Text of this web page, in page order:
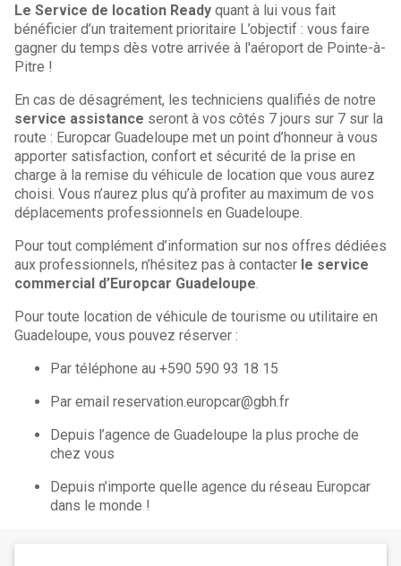
Le Service de location Ready quant à lui vous fait
bénéficier d’un traitement prioritaire L’objectif : vous faire
gagner du temps dès votre arrivée à l'aéroport de Pointe-à-
Pitre !
En cas de désagrément, les techniciens qualifiés de notre
service assistance seront à vos côtés 7 jours sur 7 sur la
route : Europcar Guadeloupe met un point d’honneur à vous
apporter satisfaction, confort et sécurité de la prise en
charge à la remise du véhicule de location que vous aurez
choisi. Vous n’aurez plus qu’à profiter au maximum de vos
déplacements professionnels en Guadeloupe.
Pour tout complément d’information sur nos offres dédiées
aux professionnels, n’hésitez pas à contacter le service
commercial d’Europcar Guadeloupe.
Pour toute location de véhicule de tourisme ou utilitaire en
Guadeloupe, vous pouvez réserver :
Par téléphone au +590 590 93 18 15
Par email reservation.europcar@gbh.fr
Depuis l’agence de Guadeloupe la plus proche de
chez vous
Depuis n’importe quelle agence du réseau Europcar
dans le monde !